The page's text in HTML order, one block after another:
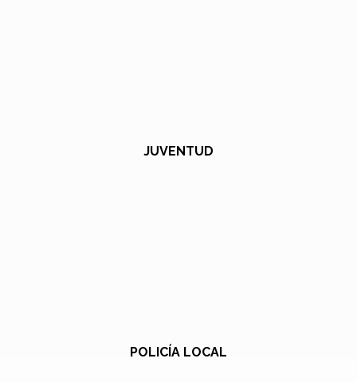
JUVENTUD
POLICÍA LOCAL